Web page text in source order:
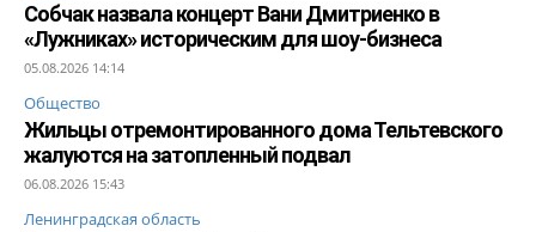
Собчак назвала концерт Вани Дмитриенко в
«Лужниках» историческим для шоу-бизнеса
05.08.2026 14:14
Общество
Жильцы отремонтированного дома Тельтевского
жалуются на затопленный подвал
06.08.2026 15:43
Ленинградская область